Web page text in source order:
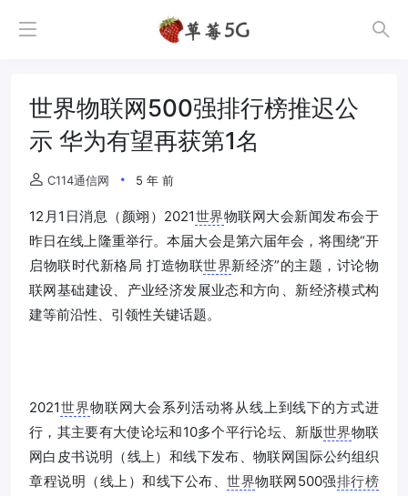
世界物联网500强排行榜推迟公
示 华为有望再获第1名
C114通信网 5 年 前
12月1日消息（颜翊）2021世界物联网大会新闻发布会于
昨日在线上隆重举行。本届大会是第六届年会，将围绕“开
启物联时代新格局 打造物联世界新经济”的主题，讨论物
联网基础建设、产业经济发展业态和方向、新经济模式构
建等前沿性、引领性关键话题。
2021世界物联网大会系列活动将从线上到线下的方式进
行，其主要有大使论坛和10多个平行论坛、新版世界物联
网白皮书说明（线上）和线下发布、物联网国际公约组织
章程说明（线上）和线下公布、世界物联网500强排行榜